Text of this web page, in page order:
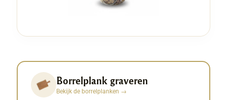
Borrelplank graveren
Bekijk de borrelplanken →